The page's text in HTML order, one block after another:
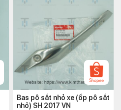
Bas pô sắt nhỏ xe (ốp pô sắt
nhỏ) SH 2017 VN